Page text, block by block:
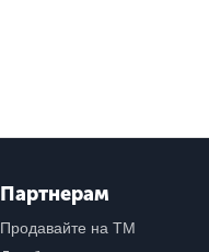
Партнерам
Продавайте на ТМ